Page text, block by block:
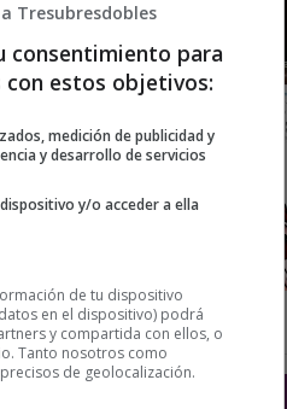
Tresubresdobles
consentimiento para
con estos objetivos:
medición de publicidad y
y desarrollo de servicios
y/o acceder a ella
de tu dispositivo
en el dispositivo) podrá
y compartida con ellos, o
Tanto nosotros como
de geolocalización.